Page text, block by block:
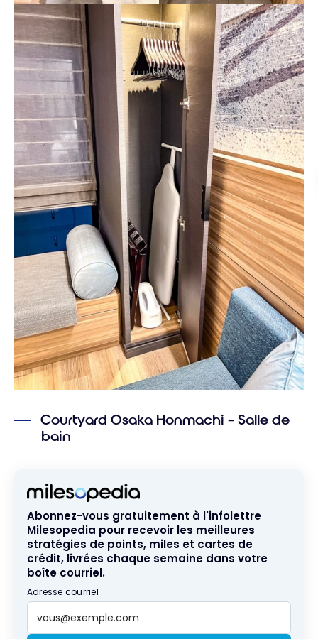
Courtyard Osaka Honmachi – Salle de
bain
Abonnez-vous gratuitement à l'infolettre
Milesopedia pour recevoir les meilleures
stratégies de points, miles et cartes de
crédit, livrées chaque semaine dans votre
boîte courriel.
Adresse courriel